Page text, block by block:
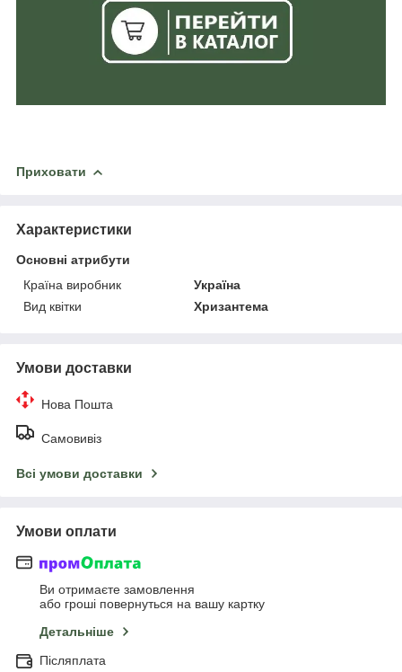
Приховати
Характеристики
Основні атрибути
Країна виробник
Україна
Вид квітки
Хризантема
Умови доставки
Нова Пошта
Самовивіз
Всі умови доставки
Умови оплати
Ви отримаєте замовлення
або гроші повернуться на вашу картку
Детальніше
Післяплата